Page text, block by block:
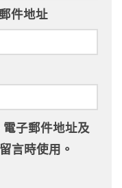
件地址
子郵件地址及
言時使用。